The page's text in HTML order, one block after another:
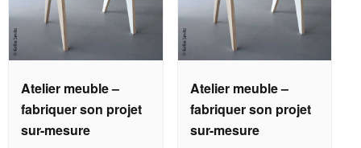
Atelier meuble –
fabriquer son projet
sur-mesure
Atelier meuble –
fabriquer son projet
sur-mesure